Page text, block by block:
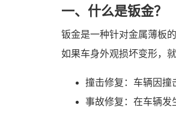
一、什么是钣金？
钣金是一种针对金属薄板
如果车身外观损坏变形，
撞击修复：车辆因撞
事故修复：在车辆发